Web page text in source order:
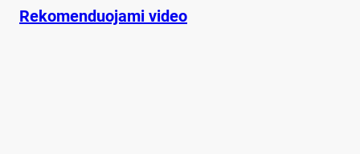
Rekomenduojami video